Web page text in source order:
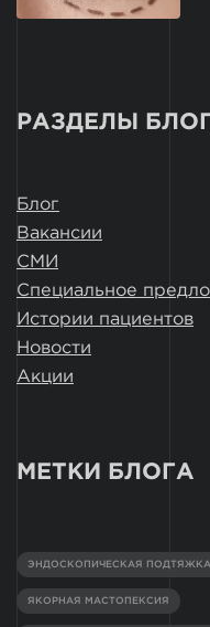
РАЗДЕЛЫ
Блог
Вакансии
СМИ
Специальное
Истории пациентов
Новости
Акции
МЕТКИ БЛОГА
ЭНДОСКОПИЧЕСКАЯ ПОДТЯЖКА
ЯКОРНАЯ МАСТОПЕКСИЯ